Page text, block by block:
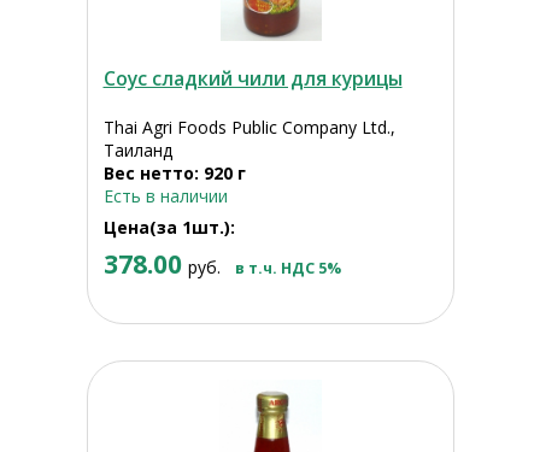
Соус сладкий чили для курицы
Thai Agri Foods Public Company Ltd.,
Таиланд
Вес нетто: 920 г
Есть в наличии
Цена(за 1шт.):
378.00 руб. в т.ч. НДС 5%